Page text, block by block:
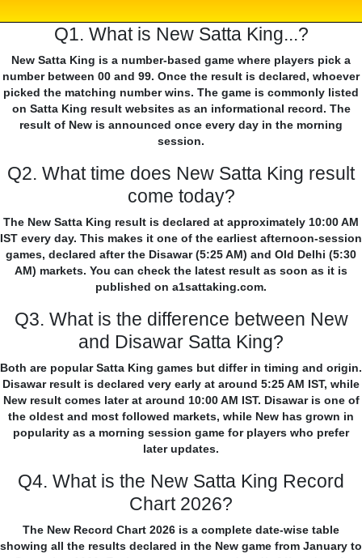
Q1. What is New Satta King...?
New Satta King is a number-based game where players pick a
number between 00 and 99. Once the result is declared, whoever
picked the matching number wins. The game is commonly listed
on Satta King result websites as an informational record. The
result of New is announced once every day in the morning
session.
Q2. What time does New Satta King result
come today?
The New Satta King result is declared at approximately 10:00 AM
IST every day. This makes it one of the earliest afternoon-session
games, declared after the Disawar (5:25 AM) and Old Delhi (5:30
AM) markets. You can check the latest result as soon as it is
published on a1sattaking.com.
Q3. What is the difference between New
and Disawar Satta King?
Both are popular Satta King games but differ in timing and origin.
Disawar result is declared very early at around 5:25 AM IST, while
New result comes later at around 10:00 AM IST. Disawar is one of
the oldest and most followed markets, while New has grown in
popularity as a morning session game for players who prefer
later updates.
Q4. What is the New Satta King Record
Chart 2026?
The New Record Chart 2026 is a complete date-wise table
showing all the results declared in the New game from January to